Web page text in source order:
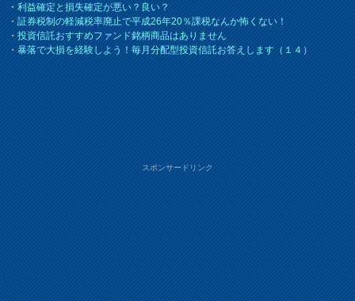
・利益確定と損失確定が悪い？良い？
・証券税制の軽減税率廃止で平成26年20％課税なんか怖くない！
・投資信託おすすめファンド銘柄商品はありません
・暴落で大損を経験しよう！毎月分配型投資信託お答えします（１４）
スポンサードリンク